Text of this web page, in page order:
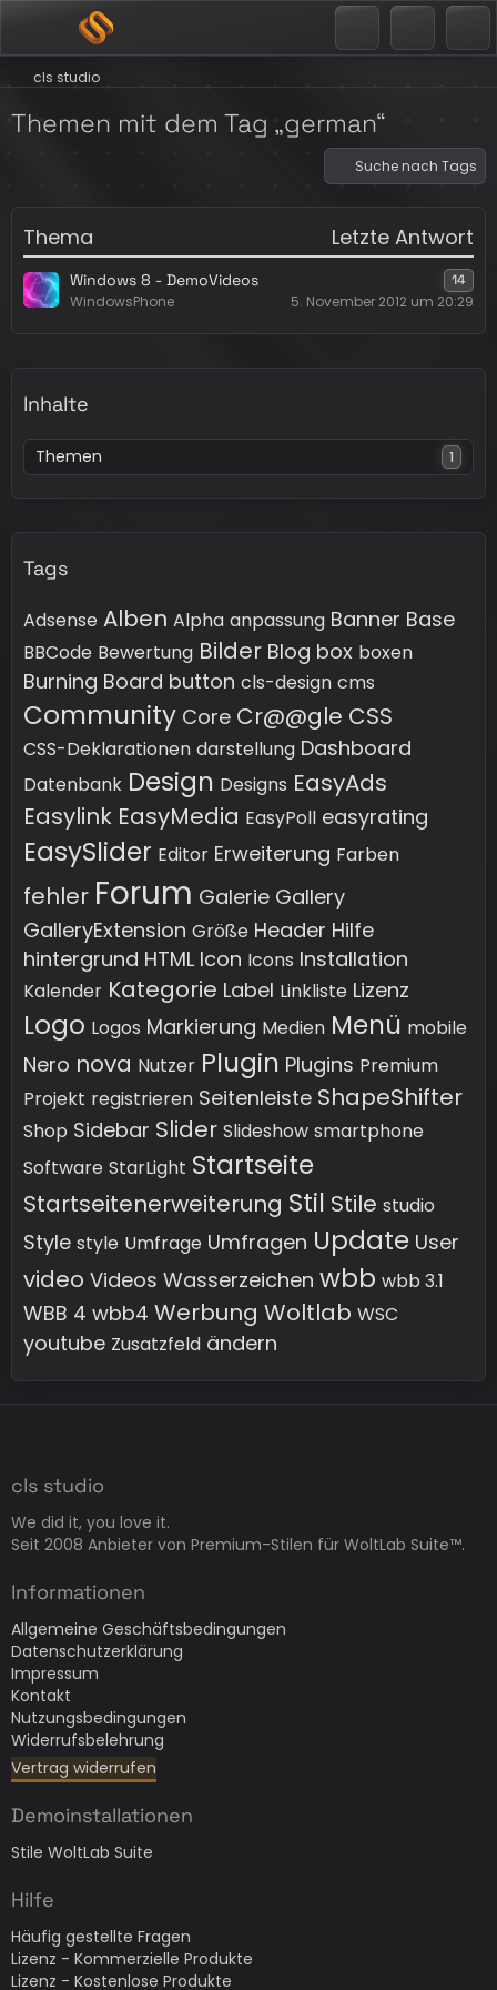
cls studio
Themen mit dem Tag „german“
Suche nach Tags
Thema Letzte Antwort
Windows 8 - DemoVideos 14
WindowsPhone 5. November 2012 um 20:29
Inhalte
Themen 1
Tags
Adsense Alben Alpha anpassung Banner Base
BBCode Bewertung Bilder Blog box boxen
Burning Board button cls-design cms
Community Core Cr@@gle CSS
CSS-Deklarationen darstellung Dashboard
Datenbank Design Designs EasyAds
Easylink EasyMedia EasyPoll easyrating
EasySlider Editor Erweiterung Farben
fehler Forum Galerie Gallery
GalleryExtension Größe Header Hilfe
hintergrund HTML Icon Icons Installation
Kalender Kategorie Label Linkliste Lizenz
Logo Logos Markierung Medien Menü mobile
Nero nova Nutzer Plugin Plugins Premium
Projekt registrieren Seitenleiste ShapeShifter
Shop Sidebar Slider Slideshow smartphone
Software StarLight Startseite
Startseitenerweiterung Stil Stile studio
Style style Umfrage Umfragen Update User
video Videos Wasserzeichen wbb wbb 3.1
WBB 4 wbb4 Werbung Woltlab WSC
youtube Zusatzfeld ändern
cls studio
We did it, you love it.
Seit 2008 Anbieter von Premium-Stilen für WoltLab Suite™.
Informationen
Allgemeine Geschäftsbedingungen
Datenschutzerklärung
Impressum
Kontakt
Nutzungsbedingungen
Widerrufsbelehrung
Vertrag widerrufen
Demoinstallationen
Stile WoltLab Suite
Hilfe
Häufig gestellte Fragen
Lizenz - Kommerzielle Produkte
Lizenz - Kostenlose Produkte